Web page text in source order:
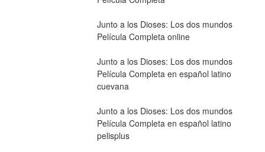
Junto a los Dioses: Los dos mundos
Película Completa online
Junto a los Dioses: Los dos mundos
Película Completa en español latino
cuevana
Junto a los Dioses: Los dos mundos
Película Completa en español latino
pelisplus